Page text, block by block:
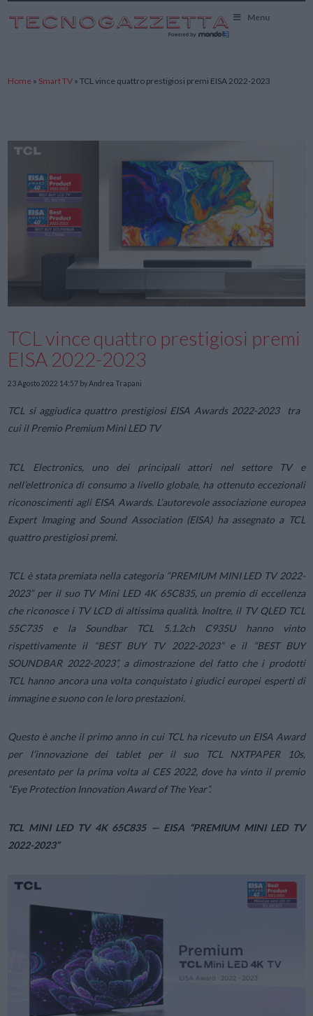
Menu
Home » Smart TV »TCL vince quattro prestigiosi premi EISA 2022-2023
TCL vince quattro prestigiosi premi
EISA 2022-2023
23 Agosto 2022 14:57 by Andrea Trapani
TCL si aggiudica quattro prestigiosi EISA Awards 2022-2023 tra
cui il Premio Premium Mini LED TV
TCL Electronics, uno dei principali attori nel settore TV e
nell’elettronica di consumo a livello globale, ha ottenuto eccezionali
riconoscimenti agli EISA Awards. L’autorevole associazione europea
Expert Imaging and Sound Association (EISA) ha assegnato a TCL
quattro prestigiosi premi.
TCL è stata premiata nella categoria “PREMIUM MINI LED TV 2022-
2023” per il suo TV Mini LED 4K 65C835, un premio di eccellenza
che riconosce i TV LCD di altissima qualità. Inoltre, il TV QLED TCL
55C735 e la Soundbar TCL 5.1.2ch C935U hanno vinto
rispettivamente il “BEST BUY TV 2022-2023” e il “BEST BUY
SOUNDBAR 2022-2023”, a dimostrazione del fatto che i prodotti
TCL hanno ancora una volta conquistato i giudici europei esperti di
immagine e suono con le loro prestazioni.
Questo è anche il primo anno in cui TCL ha ricevuto un EISA Award
per l’innovazione dei tablet per il suo TCL NXTPAPER 10s,
presentato per la prima volta al CES 2022, dove ha vinto il premio
“Eye Protection Innovation Award of The Year”.
TCL MINI LED TV 4K 65C835 — EISA “PREMIUM MINI LED TV
2022-2023”